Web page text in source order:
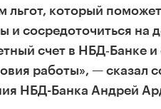
который
и сосредоточиться на
счет в НБД‑Банке и
работы», — сказал
НБД-Банка Андрей